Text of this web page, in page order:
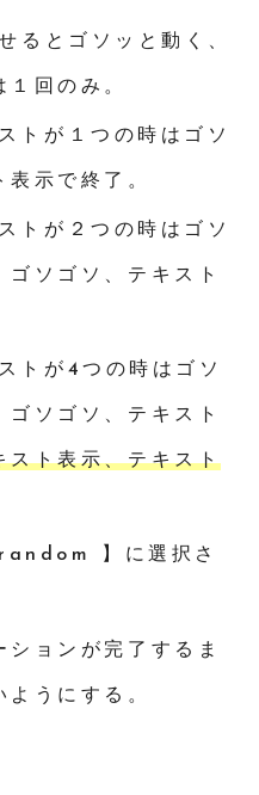
るとゴソッと動く、
１回のみ。
トが１つの時はゴソ
表示で終了。
トが２つの時はゴソ
ゴソゴソ、テキスト
トが4つの時はゴソ
ゴソゴソ、テキスト
スト表示、テキスト
】に選択さ
ションが完了するま
うにする。